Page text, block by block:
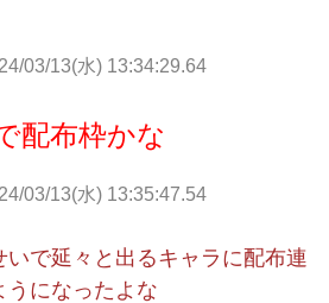
03/13(水) 13:34:29.64
配布枠かな
03/13(水) 13:35:47.54
いで延々と出るキャラに配布連
うになったよな